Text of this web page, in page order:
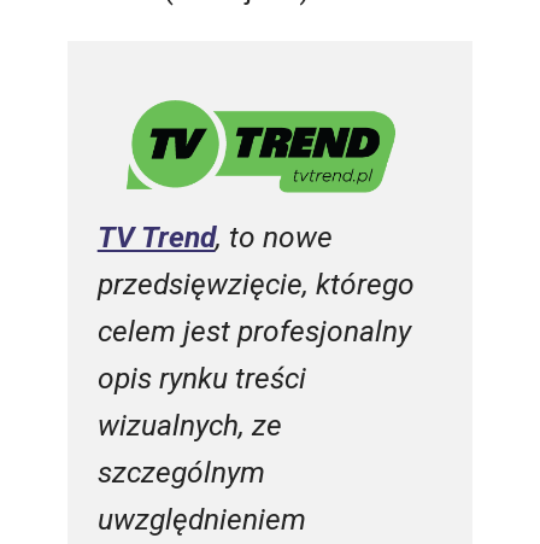
TV Trend, to nowe
przedsięwzięcie, którego
celem jest profesjonalny
opis rynku treści
wizualnych, ze
szczególnym
uwzględnieniem